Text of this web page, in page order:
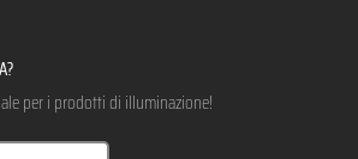
per i prodotti di illuminazione!